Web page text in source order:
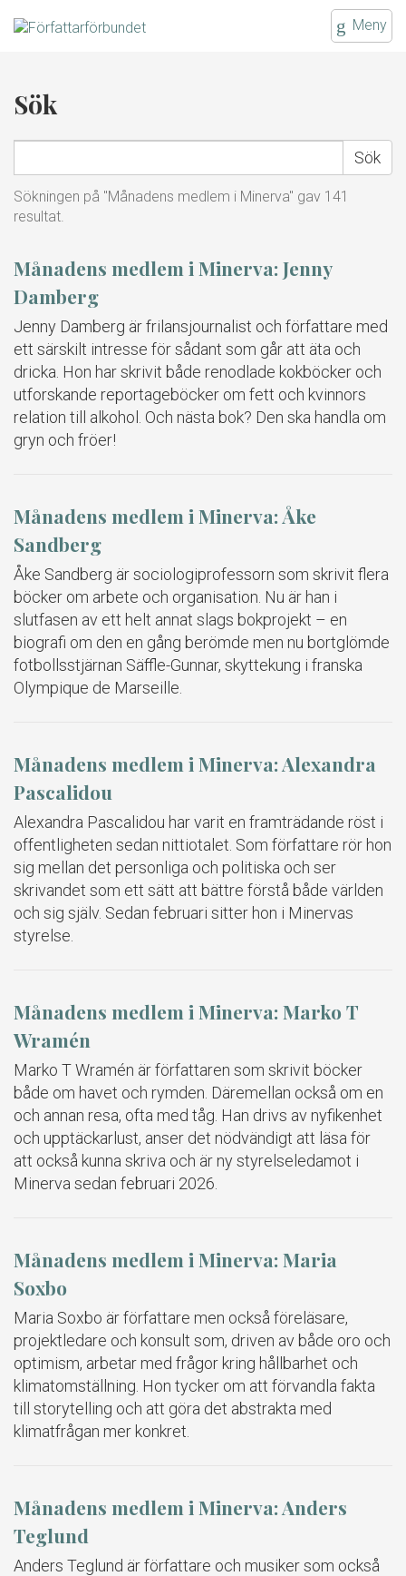
till
Meny
Sök
författarförbundet.se
Sök
Sökningen på "Månadens medlem i Minerva" gav 141
resultat.
Månadens medlem i Minerva: Jenny
Damberg
Jenny Damberg är frilansjournalist och författare med
ett särskilt intresse för sådant som går att äta och
dricka. Hon har skrivit både renodlade kokböcker och
utforskande reportageböcker om fett och kvinnors
relation till alkohol. Och nästa bok? Den ska handla om
gryn och fröer!
Månadens medlem i Minerva: Åke
Sandberg
Åke Sandberg är sociologiprofessorn som skrivit flera
böcker om arbete och organisation. Nu är han i
slutfasen av ett helt annat slags bokprojekt – en
biografi om den en gång berömde men nu bortglömde
fotbollsstjärnan Säffle-Gunnar, skyttekung i franska
Olympique de Marseille.
Månadens medlem i Minerva: Alexandra
Pascalidou
Alexandra Pascalidou har varit en framträdande röst i
offentligheten sedan nittiotalet. Som författare rör hon
sig mellan det personliga och politiska och ser
skrivandet som ett sätt att bättre förstå både världen
och sig själv. Sedan februari sitter hon i Minervas
styrelse.
Månadens medlem i Minerva: Marko T
Wramén
Marko T Wramén är författaren som skrivit böcker
både om havet och rymden. Däremellan också om en
och annan resa, ofta med tåg. Han drivs av nyfikenhet
och upptäckarlust, anser det nödvändigt att läsa för
att också kunna skriva och är ny styrelseledamot i
Minerva sedan februari 2026.
Månadens medlem i Minerva: Maria
Soxbo
Maria Soxbo är författare men också föreläsare,
projektledare och konsult som, driven av både oro och
optimism, arbetar med frågor kring hållbarhet och
klimatomställning. Hon tycker om att förvandla fakta
till storytelling och att göra det abstrakta med
klimatfrågan mer konkret.
Månadens medlem i Minerva: Anders
Teglund
Anders Teglund är författare och musiker som också